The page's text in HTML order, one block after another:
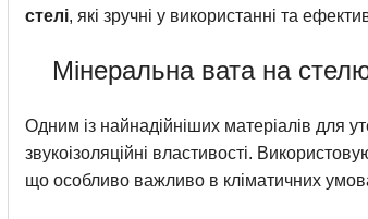
стелі, які зручні у використанні та
Мінеральна вата на
Одним із найнадійніших матеріалів для
звукоізоляційні властивості.
що особливо важливо в кліматичних